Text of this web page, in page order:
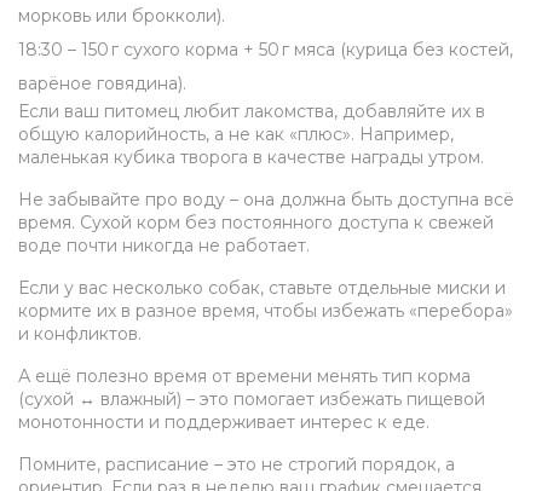
морковь или брокколи).
18:30 – 150 г сухого корма + 50 г мяса (курица без костей,
варёное говядина).
Если ваш питомец любит лакомства, добавляйте их в
общую калорийность, а не как «плюс». Например,
маленькая кубика творога в качестве награды утром.
Не забывайте про воду – она должна быть доступна всё
время. Сухой корм без постоянного доступа к свежей
воде почти никогда не работает.
Если у вас несколько собак, ставьте отдельные миски и
кормите их в разное время, чтобы избежать «перебора»
и конфликтов.
А ещё полезно время от времени менять тип корма
(сухой ↔ влажный) – это помогает избежать пищевой
монотонности и поддерживает интерес к еде.
Помните, расписание – это не строгий порядок, а